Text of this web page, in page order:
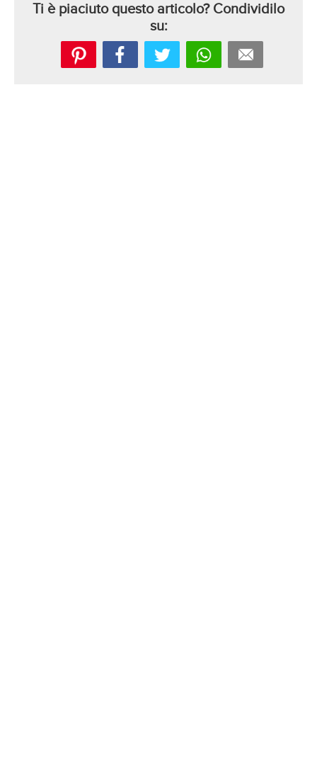
Ti è piaciuto questo articolo? Condividilo
su: